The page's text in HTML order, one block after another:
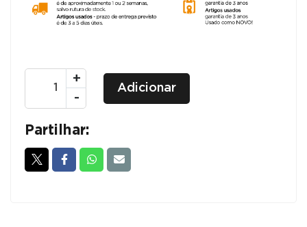
Quantidade
Linha
UNI
GAVETAS
+
-
Adicionar
Partilhar: